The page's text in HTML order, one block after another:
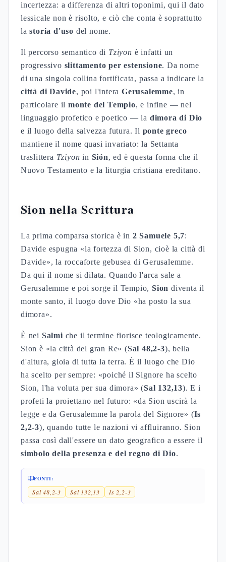
incertezza: a differenza di altri toponimi, qui il dato
lessicale non è risolto, e ciò che conta è soprattutto
lastoria d'uso del nome.
Il percorso semantico di Tziyon è infatti un
progressivo slittamento per estensione. Da nome
di una singola collina fortificata, passa a indicare la
città di Davide, poi l'intera Gerusalemme, in
particolare ilmonte del Tempio, e infine — nel
linguaggio profetico e poetico — la dimora di Dio
e il luogo della salvezza futura. Il ponte greco
mantiene il nome quasi invariato: la Settanta
traslittera Tziyon in Sión, ed è questa forma che il
Nuovo Testamento e la liturgia cristiana ereditano.
Sion nella Scrittura
La prima comparsa storica è in 2 Samuele 5,7:
Davide espugna «la fortezza di Sion, cioè la città di
Davide», la roccaforte gebusea di Gerusalemme.
Da qui il nome si dilata. Quando l'arca sale a
Gerusalemme e poi sorge il Tempio,Sion diventa il
monte santo, il luogo dove Dio «ha posto la sua
dimora».
È nei Salmi che il termine fiorisce teologicamente.
Sion è «la città del gran Re» (Sal 48,2-3), bella
d'altura, gioia di tutta la terra. È il luogo che Dio
ha scelto per sempre: «poiché il Signore ha scelto
Sion, l'ha voluta per sua dimora» (Sal 132,13). E i
profeti la proiettano nel futuro: «da Sion uscirà la
legge e da Gerusalemme la parola del Signore» (Is
2,2-3), quando tutte le nazioni vi affluiranno. Sion
passa così dall'essere un dato geografico a essere il
simbolo della presenza e del regno di Dio.
FONTI:
Sal 48,2-3 Sal 132,13 Is 2,2-3